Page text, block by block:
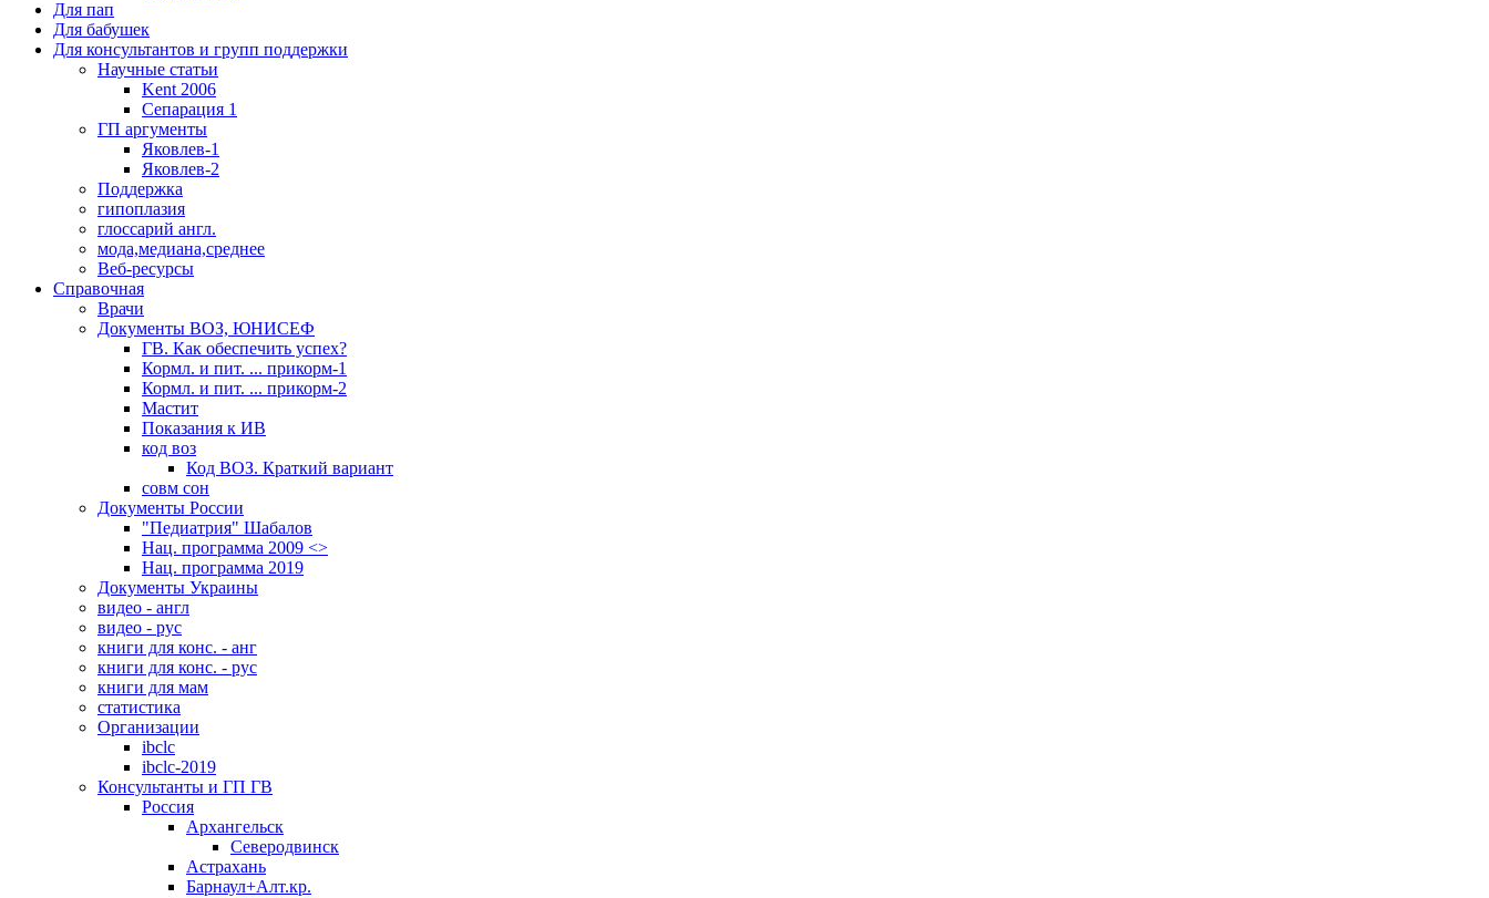
Для пап
Для бабушек
Для консультантов и групп поддержки
Научные статьи
Kent 2006
Сепарация 1
ГП аргументы
Яковлев-1
Яковлев-2
Поддержка
гипоплазия
глоссарий англ.
мода,медиана,среднее
Веб-ресурсы
Справочная
Врачи
Документы ВОЗ, ЮНИСЕФ
ГВ. Как обеспечить успех?
Кормл. и пит. ... прикорм-1
Кормл. и пит. ... прикорм-2
Мастит
Показания к ИВ
код воз
Код ВОЗ. Краткий вариант
совм сон
Документы России
"Педиатрия" Шабалов
Нац. программа 2009 <>
Нац. программа 2019
Документы Украины
видео - англ
видео - рус
книги для конс. - анг
книги для конс. - рус
книги для мам
статистика
Организации
ibclc
ibclc-2019
Консультанты и ГП ГВ
Россия
Архангельск
Северодвинск
Астрахань
Барнаул+Алт.кр.